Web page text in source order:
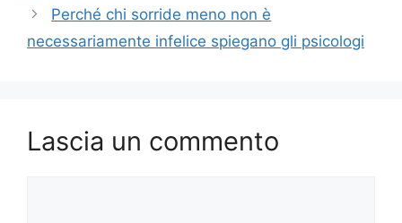
Perché chi sorride meno non è
necessariamente infelice spiegano gli psicologi
Lascia un commento